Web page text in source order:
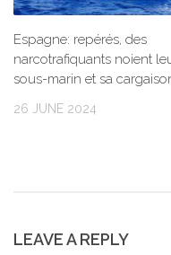
Espagne: repérés, des
narcotrafiquants noient
sous-marin et sa
26 JUNE 2024
LEAVE A REPLY